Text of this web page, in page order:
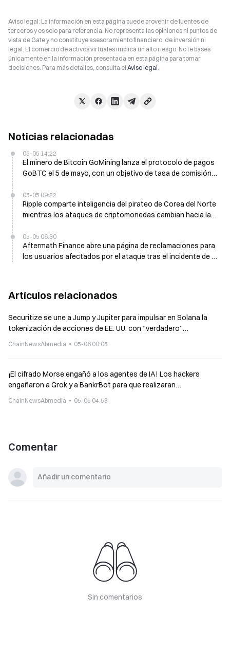
Aviso legal: La información en esta página puede provenir de fuentes de
terceros y es solo para referencia. No representa las opiniones ni puntos de
vista de Gate y no constituye asesoramiento financiero, de inversión ni
legal. El comercio de activos virtuales implica un alto riesgo. No te bases
únicamente en la información presentada en esta página para tomar
decisiones. Para más detalles, consulta el Aviso legal
Noticias relacionadas
05-05 14:22
El minero de Bitcoin GoMining lanza el protocolo de pagos
GoBTC el 5 de mayo, con un objetivo de tasa de comisión
05-05 09:22
Ripple comparte inteligencia del pirateo de Corea del Norte
mientras los ataques de criptomonedas cambian hacia la
05-05 06:30
Aftermath Finance abre una página de reclamaciones para
los usuarios afectados por el ataque tras el incidente de la
Artículos relacionados
Securitize se une a Jump y Jupiter para impulsar en Solana la
tokenización de acciones de EE. UU. con “verdadero”
ChainNewsAbmedia 05-06 00:05
¡El cifrado Morse engañó a los agentes de IA! Los hackers
engañaron a Grok y a BankrBot para que realizaran
ChainNewsAbmedia 05-05 04:53
Comentar
Sin comentarios